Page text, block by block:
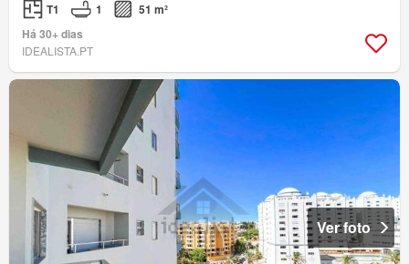
T1 1
51 m²
Há 30+ dias
IDEALISTA.PT
Ver foto